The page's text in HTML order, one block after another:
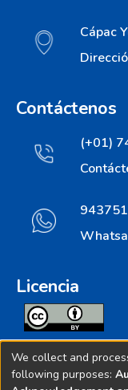
Cápac
Contáctenos
(+01)
Licencia
Todos los
licenciados bajo
We collect and
following purposes: